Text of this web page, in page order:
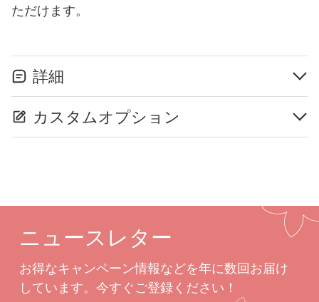
ただけます。
詳細
カスタムオプション
ニュースレター
お得なキャンペーン情報などを年に数回お届け
しています。今すぐご登録ください！